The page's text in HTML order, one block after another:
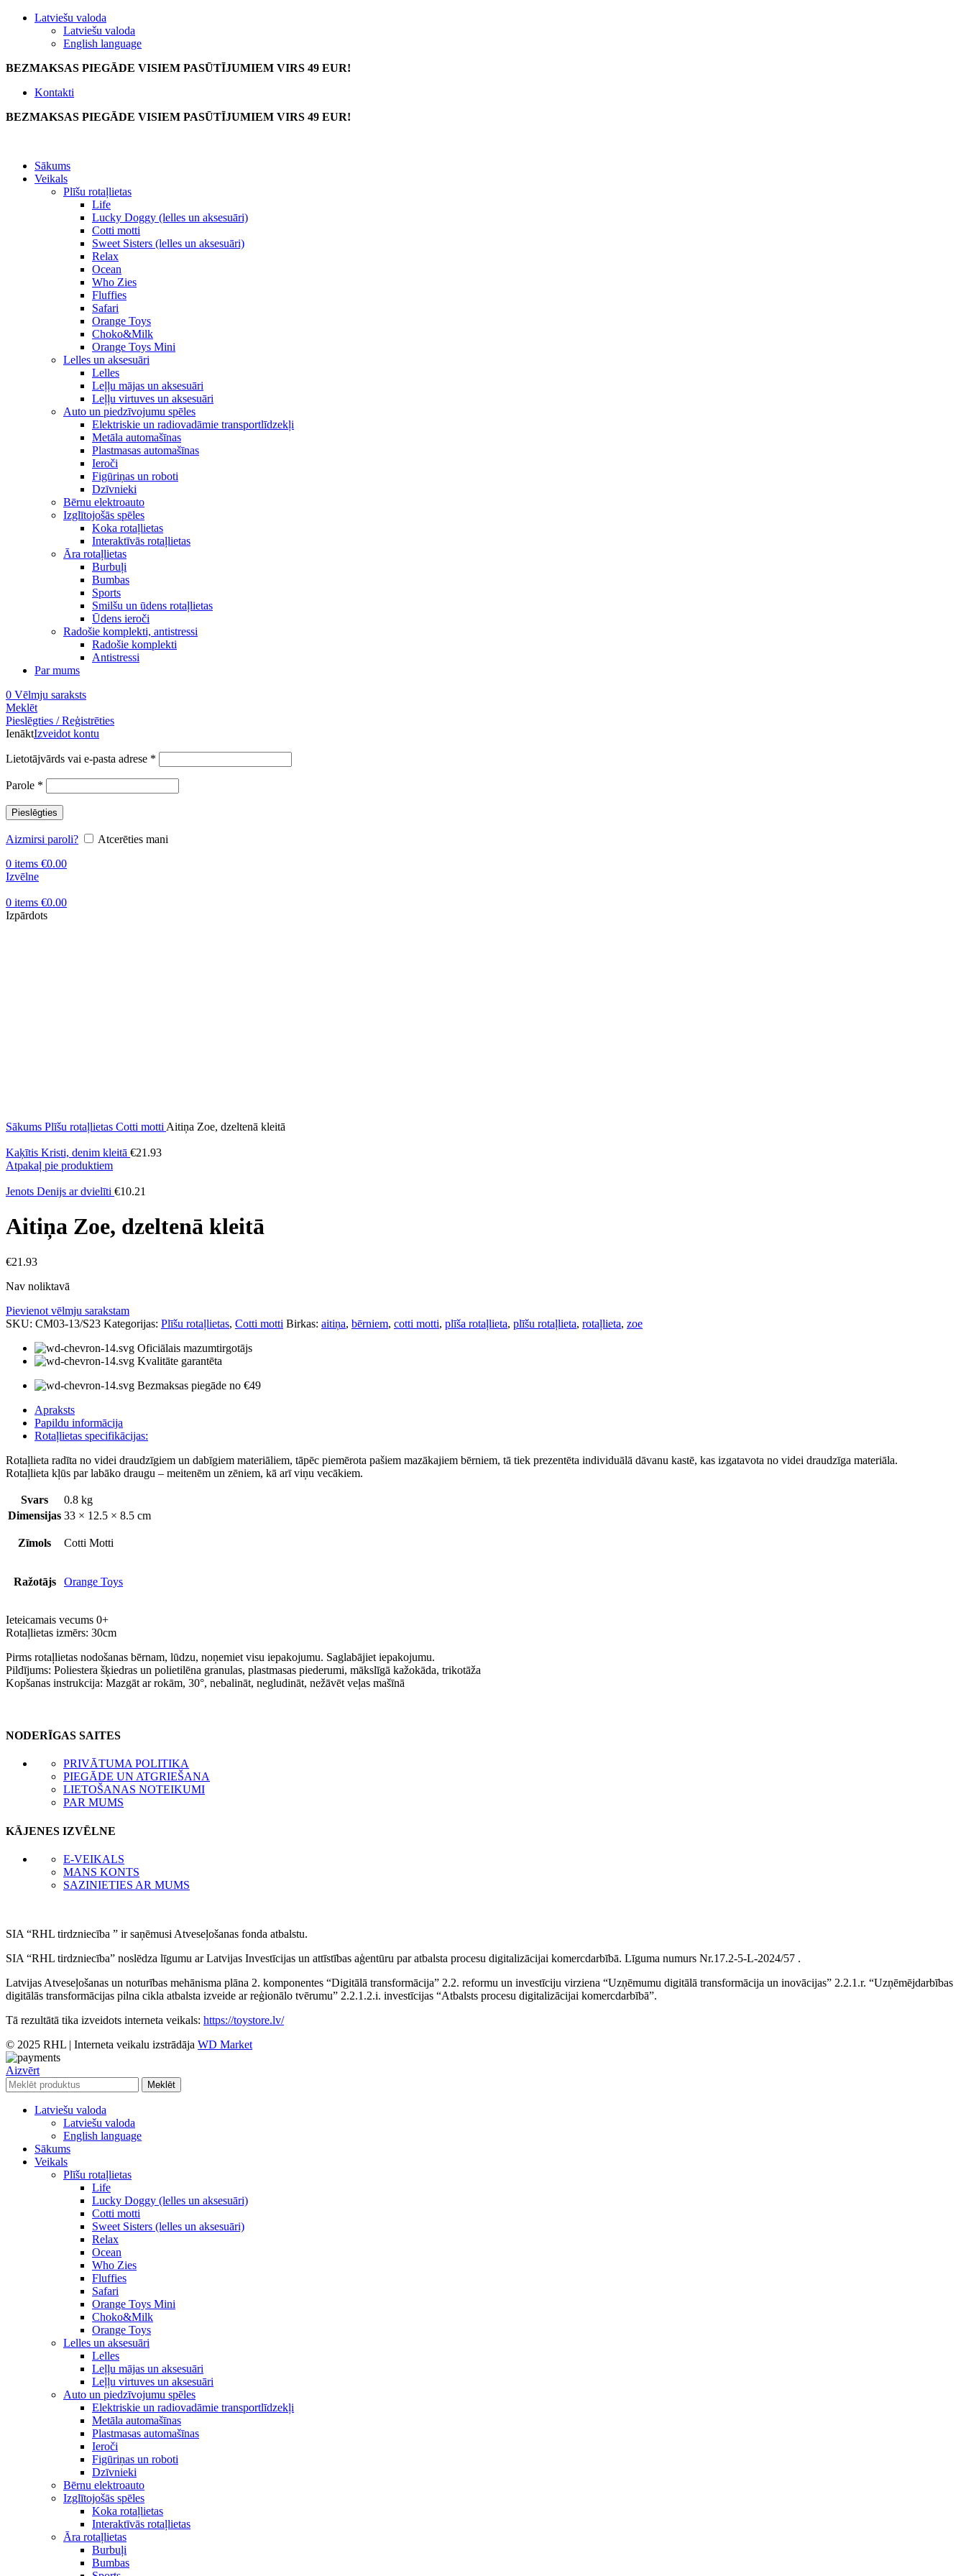
Latviešu valoda
Latviešu valoda
English language
BEZMAKSAS PIEGĀDE VISIEM PASŪTĪJUMIEM VIRS 49 EUR!
Kontakti
BEZMAKSAS PIEGĀDE VISIEM PASŪTĪJUMIEM VIRS 49 EUR!
Sākums
Veikals
Plīšu rotaļlietas
Life
Lucky Doggy (lelles un aksesuāri)
Cotti motti
Sweet Sisters (lelles un aksesuāri)
Relax
Ocean
Who Zies
Fluffies
Safari
Orange Toys
Choko&Milk
Orange Toys Mini
Lelles un aksesuāri
Lelles
Leļļu mājas un aksesuāri
Leļļu virtuves un aksesuāri
Auto un piedzīvojumu spēles
Elektriskie un radiovadāmie transportlīdzekļi
Metāla automašīnas
Plastmasas automašīnas
Ieroči
Figūriņas un roboti
Dzīvnieki
Bērnu elektroauto
Izglītojošās spēles
Koka rotaļlietas
Interaktīvās rotaļlietas
Āra rotaļlietas
Burbuļi
Bumbas
Sports
Smilšu un ūdens rotaļlietas
Ūdens ieroči
Radošie komplekti, antistressi
Radošie komplekti
Antistressi
Par mums
0 Vēlmju saraksts
Meklēt
Pieslēgties / Reģistrēties
IenāktIzveidot kontu
Lietotājvārds vai e-pasta adrese *
Parole *
Pieslēgties
Aizmirsi paroli?
Atcerēties mani
0 items €0.00
Izvēlne
0 items €0.00
Izpārdots
Sākums Plīšu rotaļlietas Cotti motti Aitiņa Zoe, dzeltenā kleitā
Kaķītis Kristi, denim kleitā €21.93
Atpakaļ pie produktiem
Jenots Denijs ar dvielīti €10.21
Aitiņa Zoe, dzeltenā kleitā
€21.93
Nav noliktavā
Pievienot vēlmju sarakstam
SKU: CM03-13/S23 Kategorijas: Plīšu rotaļlietas, Cotti motti Birkas: aitiņa, bērniem, cotti motti, plīša rotaļlieta, plīšu rotaļlieta, rotaļlieta, zoe
Oficiālais mazumtirgotājs
Kvalitāte garantēta
Bezmaksas piegāde no €49
Apraksts
Papildu informācija
Rotaļlietas specifikācijas:
Rotaļlieta radīta no videi draudzīgiem un dabīgiem materiāliem, tāpēc piemērota pašiem mazākajiem bērniem, tā tiek prezentēta individuālā dāvanu kastē, kas izgatavota no videi draudzīga materiāla.
Rotaļlieta kļūs par labāko draugu – meitenēm un zēniem, kā arī viņu vecākiem.
Svars
0.8 kg
Dimensijas 33 × 12.5 × 8.5 cm
Zīmols Cotti Motti
Ražotājs Orange Toys
Ieteicamais vecums 0+
Rotaļlietas izmērs: 30cm
Pirms rotaļlietas nodošanas bērnam, lūdzu, noņemiet visu iepakojumu. Saglabājiet iepakojumu.
Pildījums: Poliestera šķiedras un polietilēna granulas, plastmasas piederumi, mākslīgā kažokāda, trikotāža
Kopšanas instrukcija: Mazgāt ar rokām, 30°, nebalināt, negludināt, nežāvēt veļas mašīnā
NODERĪGAS SAITES
PRIVĀTUMA POLITIKA
PIEGĀDE UN ATGRIEŠANA
LIETOŠANAS NOTEIKUMI
PAR MUMS
KĀJENES IZVĒLNE
E-VEIKALS
MANS KONTS
SAZINIETIES AR MUMS
SIA “RHL tirdzniecība ” ir saņēmusi Atveseļošanas fonda atbalstu.
SIA “RHL tirdzniecība” noslēdza līgumu ar Latvijas Investīcijas un attīstības aģentūru par atbalsta procesu digitalizācijai komercdarbībā. Līguma numurs Nr.17.2-5-L-2024/57 .
Latvijas Atveseļošanas un noturības mehānisma plāna 2. komponentes “Digitālā transformācija” 2.2. reformu un investīciju virziena “Uzņēmumu digitālā transformācija un inovācijas” 2.2.1.r. “Uzņēmējdarbības
digitālās transformācijas pilna cikla atbalsta izveide ar reģionālo tvērumu” 2.2.1.2.i. investīcijas “Atbalsts procesu digitalizācijai komercdarbībā”.
Tā rezultātā tika izveidots interneta veikals: https://toystore.lv/
© 2025 RHL | Interneta veikalu izstrādāja WD Market
Aizvērt
Meklēt
Latviešu valoda
Latviešu valoda
English language
Sākums
Veikals
Plīšu rotaļlietas
Life
Lucky Doggy (lelles un aksesuāri)
Cotti motti
Sweet Sisters (lelles un aksesuāri)
Relax
Ocean
Who Zies
Fluffies
Safari
Orange Toys Mini
Choko&Milk
Orange Toys
Lelles un aksesuāri
Lelles
Leļļu mājas un aksesuāri
Leļļu virtuves un aksesuāri
Auto un piedzīvojumu spēles
Elektriskie un radiovadāmie transportlīdzekļi
Metāla automašīnas
Plastmasas automašīnas
Ieroči
Figūriņas un roboti
Dzīvnieki
Bērnu elektroauto
Izglītojošās spēles
Koka rotaļlietas
Interaktīvās rotaļlietas
Āra rotaļlietas
Burbuļi
Bumbas